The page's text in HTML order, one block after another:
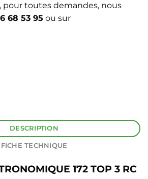
pour toutes demandes, nous
68 53 95 ou sur
DESCRIPTION
FICHE TECHNIQUE
172 TOP 3 RC